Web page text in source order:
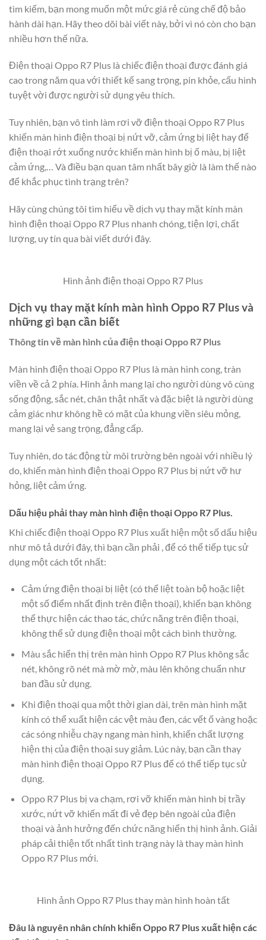
tìm kiếm, bạn mong muốn một mức giá rẻ cùng chế độ bảo
hành dài hạn. Hãy theo dõi bài viết này, bởi vì nó còn cho bạn
nhiều hơn thế nữa.
Điện thoại Oppo R7 Plus là chiếc điện thoại được đánh giá
cao trong năm qua với thiết kế sang trọng, pin khỏe, cấu hình
tuyệt vời được người sử dụng yêu thích.
Tuy nhiên, bạn vô tình làm rơi vỡ điện thoại Oppo R7 Plus
khiến màn hình điện thoại bị nứt vỡ, cảm ứng bị liệt hay để
điện thoại rớt xuống nước khiến màn hình bị ố màu, bị liệt
cảm ứng,… Và điều bạn quan tâm nhất bây giờ là làm thế nào
để khắc phục tình trạng trên?
Hãy cùng chúng tôi tìm hiểu về dịch vụ thay mặt kính màn
hình điện thoại Oppo R7 Plus nhanh chóng, tiện lợi, chất
lượng, uy tín qua bài viết dưới đây.
Hình ảnh điện thoại Oppo R7 Plus
Dịch vụ thay mặt kính màn hình Oppo R7 Plus và
những gì bạn cần biết
Thông tin về màn hình của điện thoại Oppo R7 Plus
Màn hình điện thoại Oppo R7 Plus là màn hình cong, tràn
viền về cả 2 phía. Hình ảnh mang lại cho người dùng vô cùng
sống động, sắc nét, chân thật nhất và đặc biệt là người dùng
cảm giác như không hề có mặt của khung viền siêu mỏng,
mang lại vẻ sang trọng, đẳng cấp.
Tuy nhiên, do tác động từ môi trường bên ngoài với nhiều lý
do, khiến màn hình điện thoại Oppo R7 Plus bị nứt vỡ hư
hỏng, liệt cảm ứng.
Dấu hiệu phải thay màn hình điện thoại Oppo R7 Plus.
Khi chiếc điện thoại Oppo R7 Plus xuất hiện một số dấu hiệu
như mô tả dưới đây, thì bạn cần phải , để có thể tiếp tục sử
dụng một cách tốt nhất:
Cảm ứng điện thoại bị liệt (có thể liệt toàn bộ hoặc liệt
một số điểm nhất định trên điện thoại), khiến bạn không
thể thực hiện các thao tác, chức năng trên điện thoại,
không thể sử dụng điện thoại một cách bình thường.
Màu sắc hiển thị trên màn hình Oppo R7 Plus không sắc
nét, không rõ nét mà mờ mờ, màu lên không chuẩn như
ban đầu sử dụng.
Khi điện thoại qua một thời gian dài, trên màn hình mặt
kính có thể xuất hiện các vệt màu đen, các vết ố vàng hoặc
các sóng nhiễu chạy ngang màn hình, khiến chất lượng
hiện thị của điện thoại suy giảm. Lúc này, bạn cần thay
màn hình điện thoại Oppo R7 Plus để có thể tiếp tục sử
dụng.
Oppo R7 Plus bị va chạm, rơi vỡ khiến màn hình bị trầy
xước, nứt vỡ khiến mất đi vẻ đẹp bên ngoài của điện
thoại và ảnh hưởng đến chức năng hiển thị hình ảnh. Giải
pháp cải thiện tốt nhất tình trạng này là thay màn hình
Oppo R7 Plus mới.
Hình ảnh Oppo R7 Plus thay màn hình hoàn tất
Đâu là nguyên nhân chính khiến Oppo R7 Plus xuất hiện các